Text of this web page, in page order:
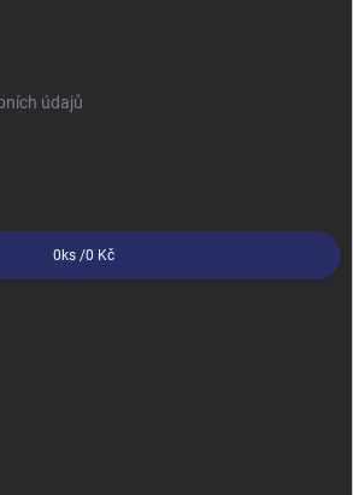
údajů
0ks /0 Kč